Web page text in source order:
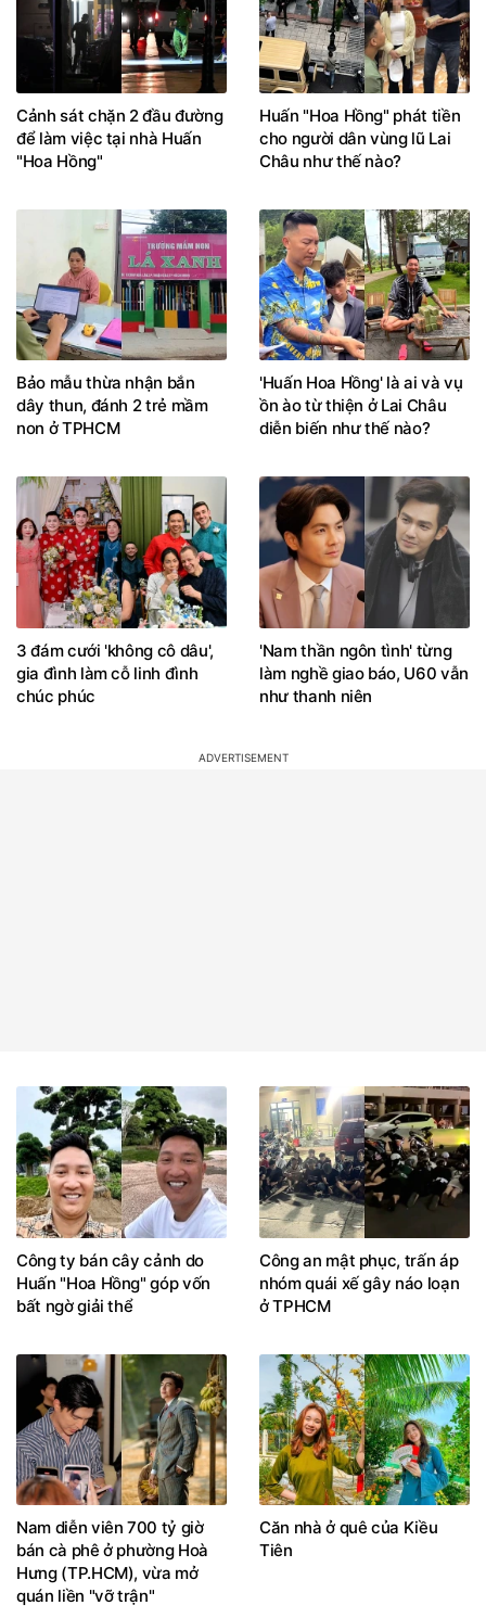
Cảnh sát chặn 2 đầu đường
để làm việc tại nhà Huấn
"Hoa Hồng"
Huấn "Hoa Hồng" phát tiền
cho người dân vùng lũ Lai
Châu như thế nào?
Bảo mẫu thừa nhận bắn
dây thun, đánh 2 trẻ mầm
non ở TPHCM
'Huấn Hoa Hồng' là ai và vụ
ồn ào từ thiện ở Lai Châu
diễn biến như thế nào?
3 đám cưới 'không cô dâu',
gia đình làm cỗ linh đình
chúc phúc
'Nam thần ngôn tình' từng
làm nghề giao báo, U60 vẫn
như thanh niên
Công ty bán cây cảnh do
Huấn "Hoa Hồng" góp vốn
bất ngờ giải thể
Công an mật phục, trấn áp
nhóm quái xế gây náo loạn
ở TPHCM
Nam diễn viên 700 tỷ giờ
bán cà phê ở phường Hoà
Hưng (TP.HCM), vừa mở
quán liền "vỡ trận"
Căn nhà ở quê của Kiều
Tiên